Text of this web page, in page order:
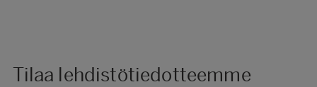
Tilaa lehdistötiedotteemme